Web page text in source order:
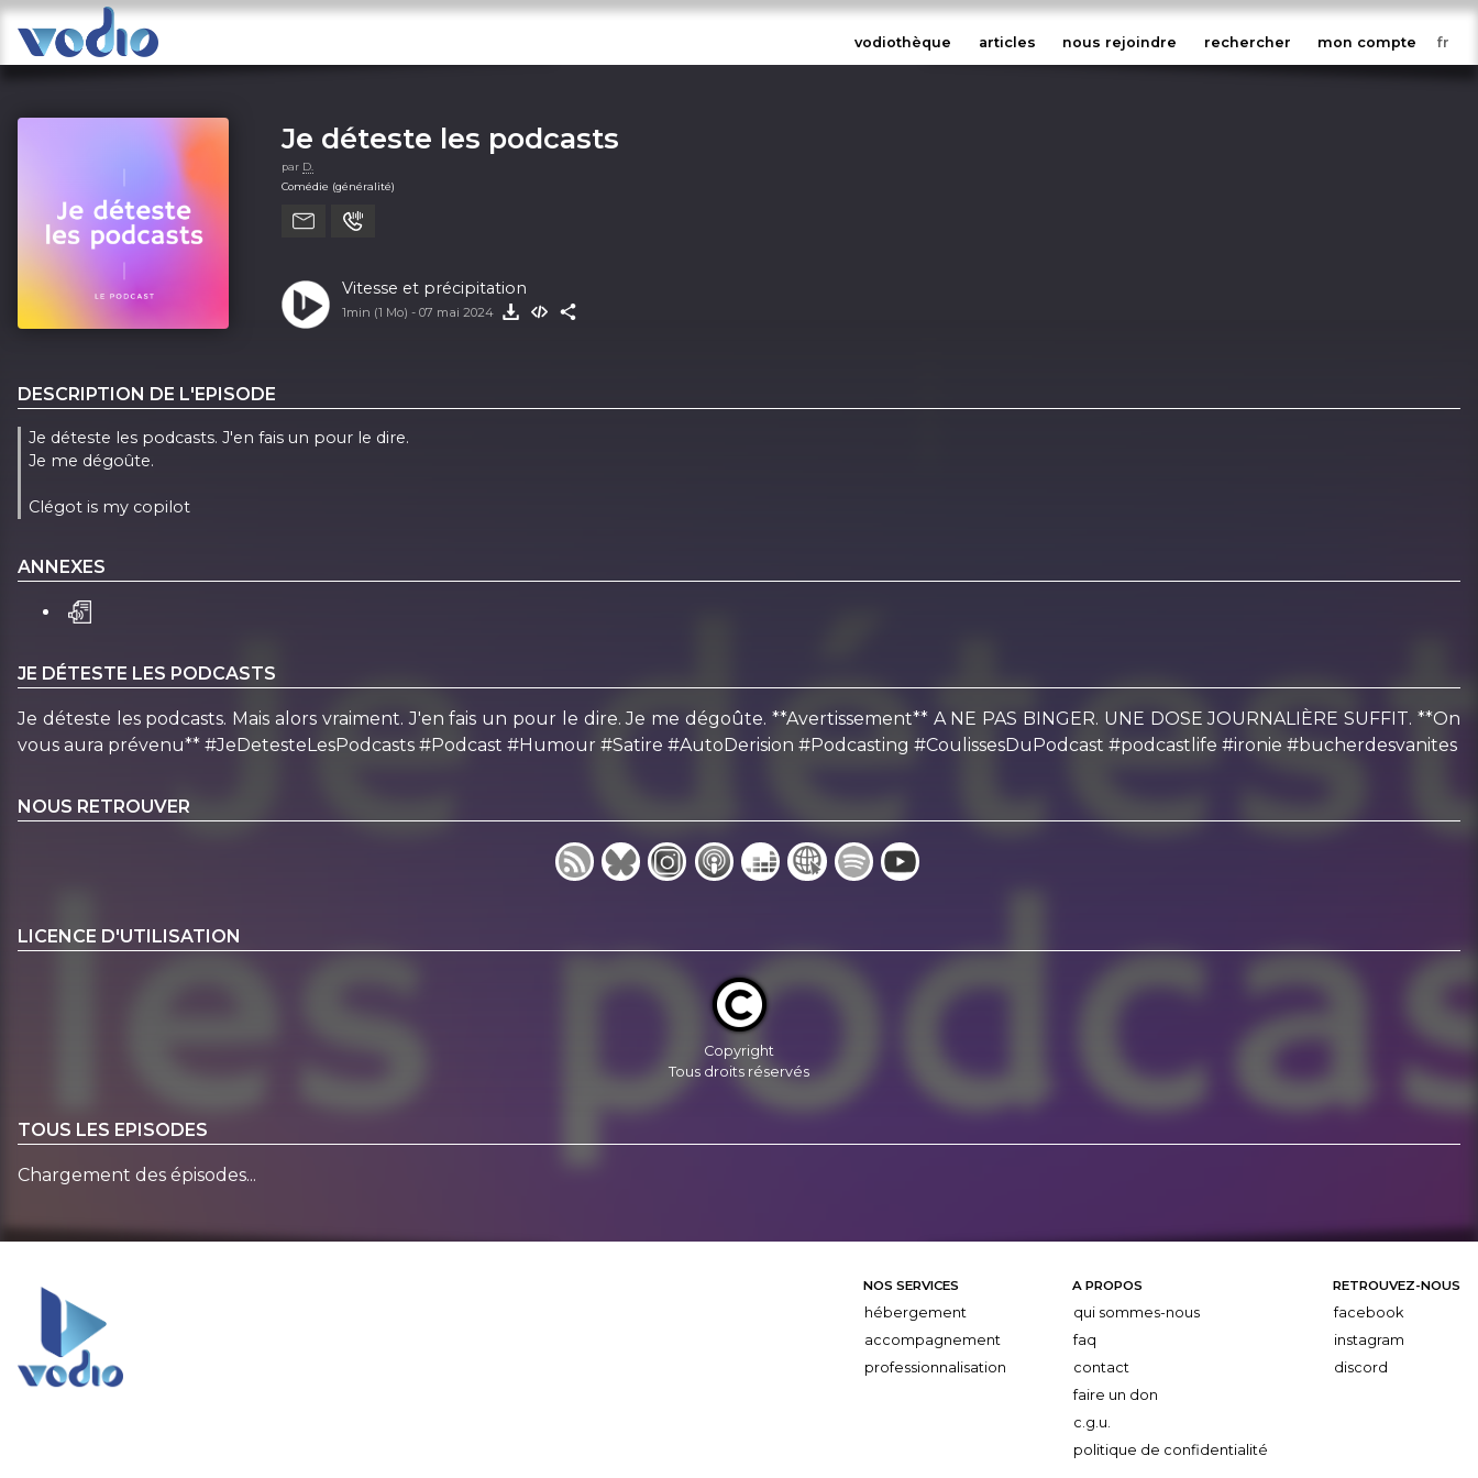
vodiothèque articles nous rejoindre rechercher mon compte
Je déteste les podcasts
par D.
Comédie (généralité)
Vitesse et précipitation
1min (1 Mo) - 07 mai 2024
DESCRIPTION DE L'EPISODE
Je déteste les podcasts. J'en fais un pour le dire.
Je me dégoûte.
Clégot is my copilot
ANNEXES
JE DÉTESTE LES PODCASTS
Je déteste les podcasts. Mais alors vraiment. J'en fais un pour le dire. Je me dégoûte. **Avertissement** A NE PAS BINGER. UNE DOSE JOURNALIÈRE SUFFIT. **On
vous aura prévenu** #JeDetesteLesPodcasts #Podcast #Humour #Satire #AutoDerision #Podcasting #CoulissesDuPodcast #podcastlife #ironie #bucherdesvanites
NOUS RETROUVER
LICENCE D'UTILISATION
Copyright
Tous droits réservés
TOUS LES EPISODES
Chargement des épisodes...
NOS SERVICES
hébergement
accompagnement
professionnalisation
A PROPOS
qui sommes-nous
faq
contact
faire un don
c.g.u.
politique de confidentialité
RETROUVEZ-NOUS
facebook
instagram
discord